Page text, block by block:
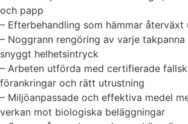
och papp
– Efterbehandling som hämmar återväxt
– Noggrann rengöring av varje
snyggt helhetsintryck
– Arbeten utförda med certifierade
förankringar och rätt utrustning
– Miljöanpassade och effektiva medel
verkan mot biologiska beläggningar